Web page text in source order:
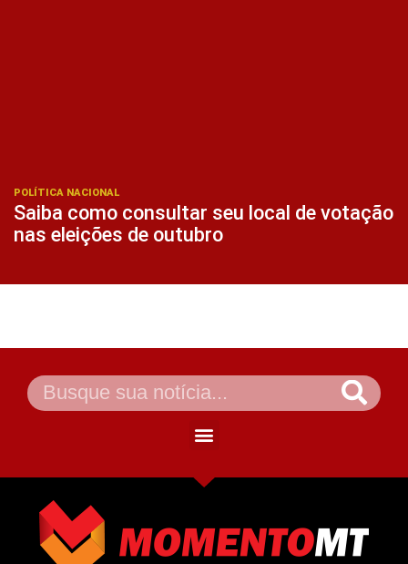
POLÍTICA NACIONAL
Saiba como consultar seu local de votação
nas eleições de outubro